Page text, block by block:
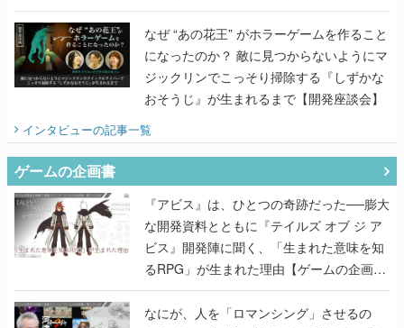
てみた
なぜ “あの花王” がホラーゲームを作ること
になったのか？ 敵に見つからないようにマ
ジックリンでこっそり掃除する『しずかな
おそうじ』が生まれるまで【開発座談会】
インタビューの記事一覧
ゲームの企画書
『アビス』は、ひとつの奇跡だった──膨大
な開発資料とともに『テイルズ オブ ジ ア
ビス』開発陣に聞く、「生まれた意味を知
るRPG」が生まれた理由【ゲームの企画
書】
なにが、人を「ロマンシング」させるの